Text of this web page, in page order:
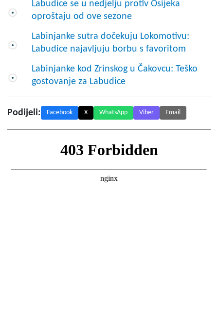
Labudice se u nedjelju protiv Osijeka
oproštaju od ove sezone
Labinjanke sutra dočekuju Lokomotivu:
Labudice najavljuju borbu s favoritom
Labinjanke kod Zrinskog u Čakovcu: Teško
gostovanje za Labudice
Podijeli: Facebook X WhatsApp Viber Email